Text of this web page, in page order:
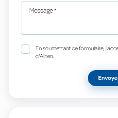
Message*
En soumettant ce formulaire,
d'Allten.